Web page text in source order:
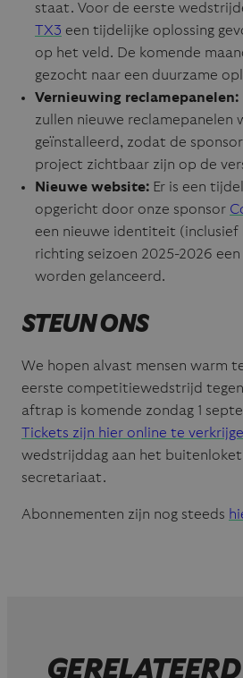
staat. Voor de eerste
TX3 een tijdelijke oplossing
op het veld. De komende
gezocht naar een duurzame
Vernieuwing reclamepanelen:
zullen nieuwe reclamepanelen
geïnstalleerd, zodat de
project zichtbaar zijn op de
Nieuwe website: Er is een
opgericht door onze sponsor
een nieuwe identiteit (inclusief
richting seizoen 2025-2026
worden gelanceerd.
STEUN ONS
We hopen alvast mensen warm
eerste competitiewedstrijd tegen
aftrap is komende zondag 1
Tickets zijn hier online te
wedstrijddag aan het
secretariaat.
Abonnementen zijn nog steeds